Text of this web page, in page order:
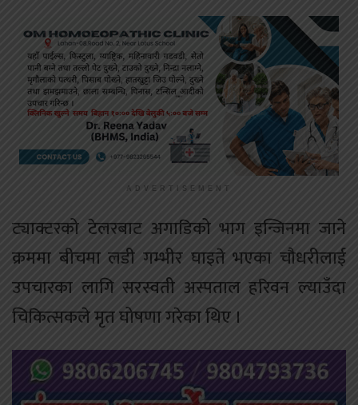
ADVERTISEMENT
ट्याक्टरको टेलरबाट अगाडिको भाग इन्जिनमा जाने
क्रममा बीचमा लडी गम्भीर घाइते भएका चौधरीलाई
उपचारका लागि सरस्वती अस्पताल हरिवन ल्याउँदा
चिकित्सकले मृत घोषणा गरेका थिए ।